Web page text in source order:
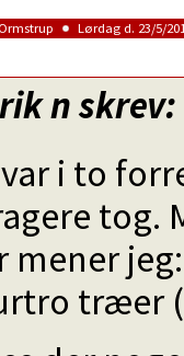
Lørdag d. 23/5/
nskrev:
i to
tog.
mener
træer